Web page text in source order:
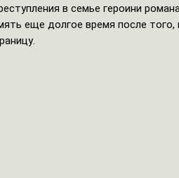
в семье героини
еще долгое время после того,